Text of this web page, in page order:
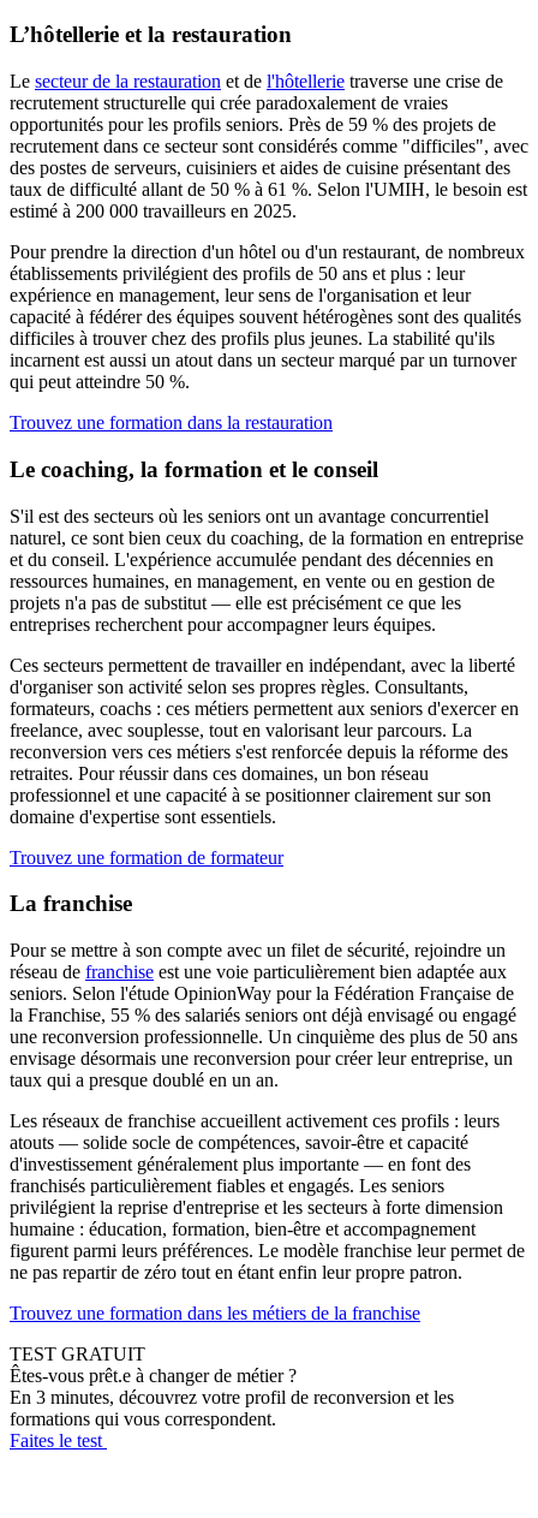
L’hôtellerie et la restauration
Le secteur de la restauration et de l'hôtellerie traverse une crise de
recrutement structurelle qui crée paradoxalement de vraies
opportunités pour les profils seniors. Près de 59 % des projets de
recrutement dans ce secteur sont considérés comme "difficiles", avec
des postes de serveurs, cuisiniers et aides de cuisine présentant des
taux de difficulté allant de 50 % à 61 %. Selon l'UMIH, le besoin est
estimé à 200 000 travailleurs en 2025.
Pour prendre la direction d'un hôtel ou d'un restaurant, de nombreux
établissements privilégient des profils de 50 ans et plus : leur
expérience en management, leur sens de l'organisation et leur
capacité à fédérer des équipes souvent hétérogènes sont des qualités
difficiles à trouver chez des profils plus jeunes. La stabilité qu'ils
incarnent est aussi un atout dans un secteur marqué par un turnover
qui peut atteindre 50 %.
Trouvez une formation dans la restauration
Le coaching, la formation et le conseil
S'il est des secteurs où les seniors ont un avantage concurrentiel
naturel, ce sont bien ceux du coaching, de la formation en entreprise
et du conseil. L'expérience accumulée pendant des décennies en
ressources humaines, en management, en vente ou en gestion de
projets n'a pas de substitut — elle est précisément ce que les
entreprises recherchent pour accompagner leurs équipes.
Ces secteurs permettent de travailler en indépendant, avec la liberté
d'organiser son activité selon ses propres règles. Consultants,
formateurs, coachs : ces métiers permettent aux seniors d'exercer en
freelance, avec souplesse, tout en valorisant leur parcours. La
reconversion vers ces métiers s'est renforcée depuis la réforme des
retraites. Pour réussir dans ces domaines, un bon réseau
professionnel et une capacité à se positionner clairement sur son
domaine d'expertise sont essentiels.
Trouvez une formation de formateur
La franchise
Pour se mettre à son compte avec un filet de sécurité, rejoindre un
réseau de franchise est une voie particulièrement bien adaptée aux
seniors. Selon l'étude OpinionWay pour la Fédération Française de
la Franchise, 55 % des salariés seniors ont déjà envisagé ou engagé
une reconversion professionnelle. Un cinquième des plus de 50 ans
envisage désormais une reconversion pour créer leur entreprise, un
taux qui a presque doublé en un an.
Les réseaux de franchise accueillent activement ces profils : leurs
atouts — solide socle de compétences, savoir-être et capacité
d'investissement généralement plus importante — en font des
franchisés particulièrement fiables et engagés. Les seniors
privilégient la reprise d'entreprise et les secteurs à forte dimension
humaine : éducation, formation, bien-être et accompagnement
figurent parmi leurs préférences. Le modèle franchise leur permet de
ne pas repartir de zéro tout en étant enfin leur propre patron.
Trouvez une formation dans les métiers de la franchise
TEST GRATUIT
Êtes-vous prêt.e à changer de métier ?
En 3 minutes, découvrez votre profil de reconversion et les
formations qui vous correspondent.
Faites le test